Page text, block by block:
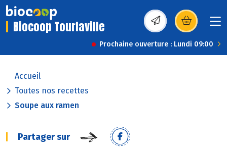
Biocoop Tourlaville (s’ouvre dans une
Prochaine ouverture : Lundi 09:00
Accueil
Toutes nos recettes
Soupe aux ramen
Partager sur